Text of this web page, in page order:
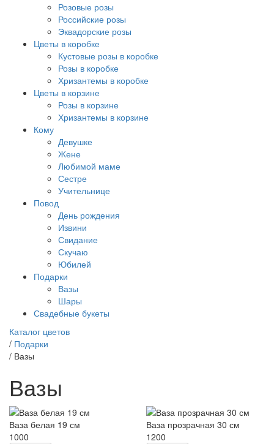
Розовые розы
Российские розы
Эквадорские розы
Цветы в коробке
Кустовые розы в коробке
Розы в коробке
Хризантемы в коробке
Цветы в корзине
Розы в корзине
Хризантемы в корзине
Кому
Девушке
Жене
Любимой маме
Сестре
Учительнице
Повод
День рождения
Извини
Свидание
Скучаю
Юбилей
Подарки
Вазы
Шары
Свадебные букеты
Каталог цветов
/ Подарки
/ Вазы
Вазы
Ваза белая 19 см
1000
Ваза прозрачная 30 см
1200